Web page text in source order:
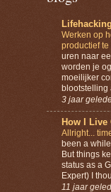
Lifehacking
Werken op
productief te
uren naar
worden je
moeilijker
blootstelling
3 jaar
How I Live
Allright...
been a
But things
status as a
Expert) I
11 jaar